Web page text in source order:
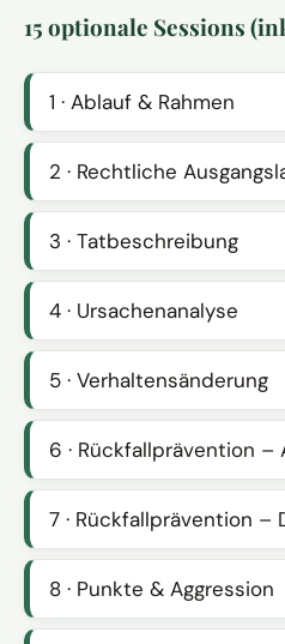
15 optionale Sessions
1 · Ablauf & Rahmen
2 · Rechtliche
3 · Tatbeschreibung
4 · Ursachenanalyse
5 · Verhaltensänderung
6 · Rückfallprävention –
7 · Rückfallprävention –
8 · Punkte & Aggression